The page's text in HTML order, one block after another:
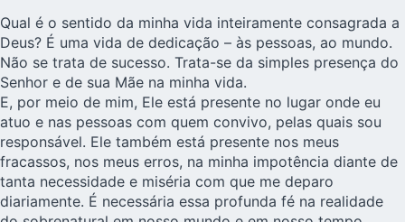
Qual é o sentido da minha vida inteiramente consagrada a
Deus? É uma vida de dedicação – às pessoas, ao mundo.
Não se trata de sucesso. Trata-se da simples presença do
Senhor e de sua Mãe na minha vida.
E, por meio de mim, Ele está presente no lugar onde eu
atuo e nas pessoas com quem convivo, pelas quais sou
responsável. Ele também está presente nos meus
fracassos, nos meus erros, na minha impotência diante de
tanta necessidade e miséria com que me deparo
diariamente. É necessária essa profunda fé na realidade